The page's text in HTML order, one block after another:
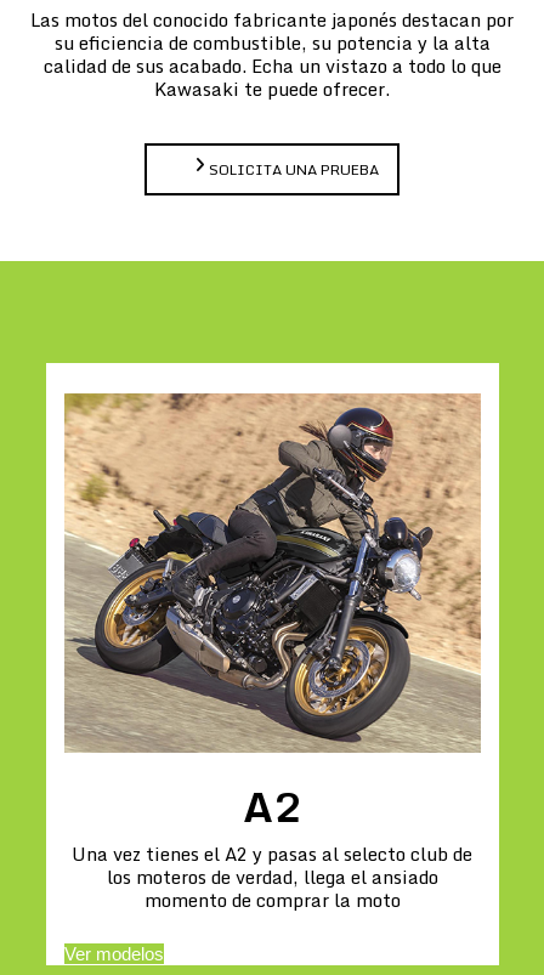
Las motos del conocido fabricante japonés destacan por
su eficiencia de combustible, su potencia y la alta
calidad de sus acabado. Echa un vistazo a todo lo que
Kawasaki te puede ofrecer.
SOLICITA UNA PRUEBA
A2
Una vez tienes el A2 y pasas al selecto club de
los moteros de verdad, llega el ansiado
momento de comprar la moto
Ver modelos